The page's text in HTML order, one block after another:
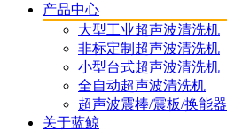
产品中心
大型工业超声波清洗机
非标定制超声波清洗机
小型台式超声波清洗机
全自动超声波清洗机
超声波震棒/震板/换能器
关于蓝鲸